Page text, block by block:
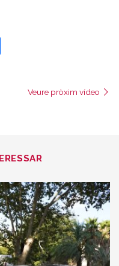
Veure pròxim vídeo